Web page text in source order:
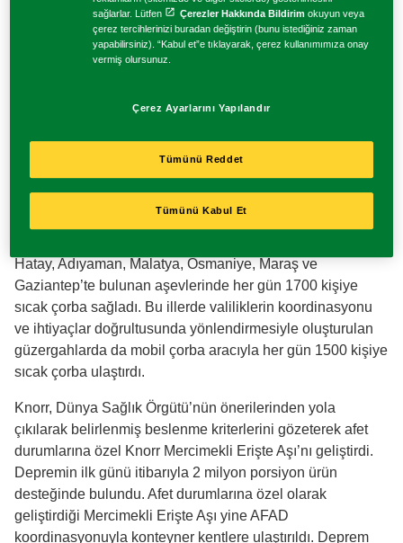
Knorr İçinde İyilik Var Serisi
Knorr Çabuk
Knorr Lezzetli ve Pratik Soslar
Balık Yemekleri Tarifleri
Makarna Tarifleri
gelen lezzetleri günümüz mutfaklarına ulaştırıyor.
Afet Zamanlarında
Knorr, Türkiye tarihinin en acı olaylarından 6 Şubat
depremleri sonrasında, depremden etkilenen
Hatay, Adıyaman, Malatya, Osmaniye, Maraş ve
Gaziantep’te bulunan aşevlerinde her gün 1700 kişiye
sıcak çorba sağladı. Bu illerde valiliklerin koordinasyonu
ve ihtiyaçlar doğrultusunda yönlendirmesiyle oluşturulan
güzergahlarda da mobil çorba aracıyla her gün 1500 kişiye
sıcak çorba ulaştırdı.
Knorr, Dünya Sağlık Örgütü’nün önerilerinden yola
çıkılarak belirlenmiş beslenme kriterlerini gözeterek afet
durumlarına özel Knorr Mercimekli Erişte Aşı’nı geliştirdi.
Depremin ilk günü itibarıyla 2 milyon porsiyon ürün
desteğinde bulundu. Afet durumlarına özel olarak
geliştirdiği Mercimekli Erişte Aşı yine AFAD
koordinasyonuyla konteyner kentlere ulaştırıldı. Deprem
sağlarlar. Lütfen
Çerezler Hakkında Bildirim okuyun veya
çerez tercihlerinizi buradan değiştirin (bunu istediğiniz zaman
yapabilirsiniz). “Kabul et”e tıklayarak, çerez kullanımımıza onay
vermiş olursunuz.
Çerez Ayarlarını Yapılandır
Tümünü Reddet
Tümünü Kabul Et